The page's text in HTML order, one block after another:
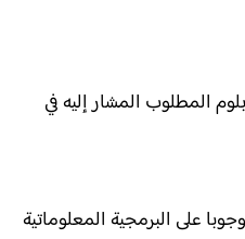
المطلوب المشار إليه في
على البرمجية المعلوماتية